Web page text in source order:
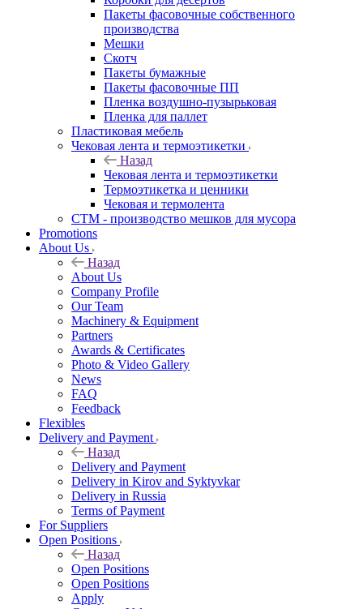
Пакеты фасовочные собственного
производства
Мешки
Скотч
Пакеты бумажные
Пакеты фасовочные ПП
Пленка воздушно-пузырьковая
Пленка для паллет
Пластиковая мебель
Чековая лента и термоэтикетки
Назад
Чековая лента и термоэтикетки
Термоэтикетка и ценники
Чековая и термолента
СТМ - производство мешков для мусора
Promotions
About Us
Назад
About Us
Company Profile
Our Team
Machinery & Equipment
Partners
Awards & Certificates
Photo & Video Gallery
News
FAQ
Feedback
Flexibles
Delivery and Payment
Назад
Delivery and Payment
Delivery in Kirov and Syktyvkar
Delivery in Russia
Terms of Payment
For Suppliers
Open Positions
Назад
Open Positions
Open Positions
Apply